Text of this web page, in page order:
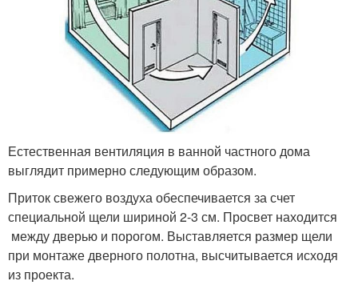
Естественная вентиляция в ванной частного дома
выглядит примерно следующим образом.
Приток свежего воздуха обеспечивается за счет
специальной щели шириной 2-3 см. Просвет находится
между дверью и порогом. Выставляется размер щели
при монтаже дверного полотна, высчитывается исходя
из проекта.